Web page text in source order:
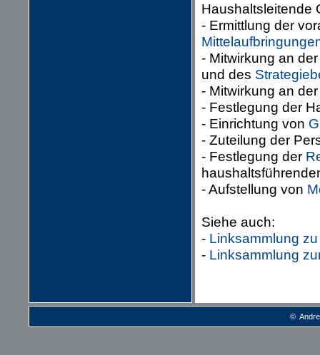
Haushaltsleitende
- Ermittlung der
- Mitwirkung an
und des
- Mitwirkung an
- Festlegung der
- Einrichtung von
- Zuteilung der
- Festlegung der
- Aufstellung von
Siehe auch:
- Linksammlung
- Linksammlung
©